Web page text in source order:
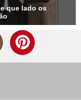
que lado os